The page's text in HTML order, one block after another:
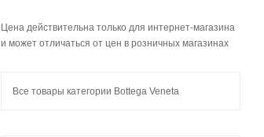
Цена действительна только для интернет-магазина
и может отличаться от цен в розничных магазинах
Все товары категории Bottega Veneta